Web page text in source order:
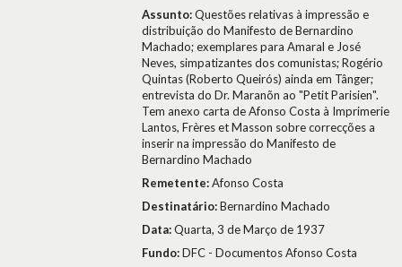
Assunto:Questões relativas à impressão e
distribuição do Manifesto de Bernardino
Machado; exemplares para Amaral e José
Neves, simpatizantes dos comunistas; Rogério
Quintas (Roberto Queirós) ainda em Tânger;
entrevista do Dr. Maranõn ao "Petit Parisien".
Tem anexo carta de Afonso Costa à Imprimerie
Lantos, Frères et Masson sobre correcções a
inserir na impressão do Manifesto de
Bernardino Machado
Remetente:Afonso Costa
Destinatário:Bernardino Machado
Data:Quarta, 3 de Março de 1937
Fundo:DFC - Documentos Afonso Costa